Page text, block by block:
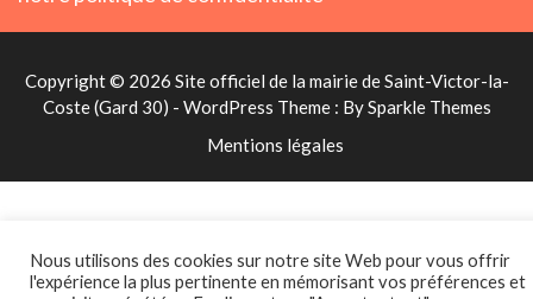
Copyright © 2026 Site officiel de la mairie de Saint-Victor-la-
Coste (Gard 30) - WordPress Theme : BySparkle Themes
Mentions légales
Nous utilisons des cookies sur notre site Web pour vous offrir
l'expérience la plus pertinente en mémorisant vos préférences et